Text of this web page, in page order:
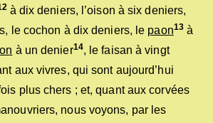
à dix deniers, l’oison à six deniers,
le cochon à dix deniers, le paon13à
à un denier14, le faisan à vingt
aux vivres, qui sont aujourd’hui
plus chers ; et, quant aux corvées
nous voyons, par les